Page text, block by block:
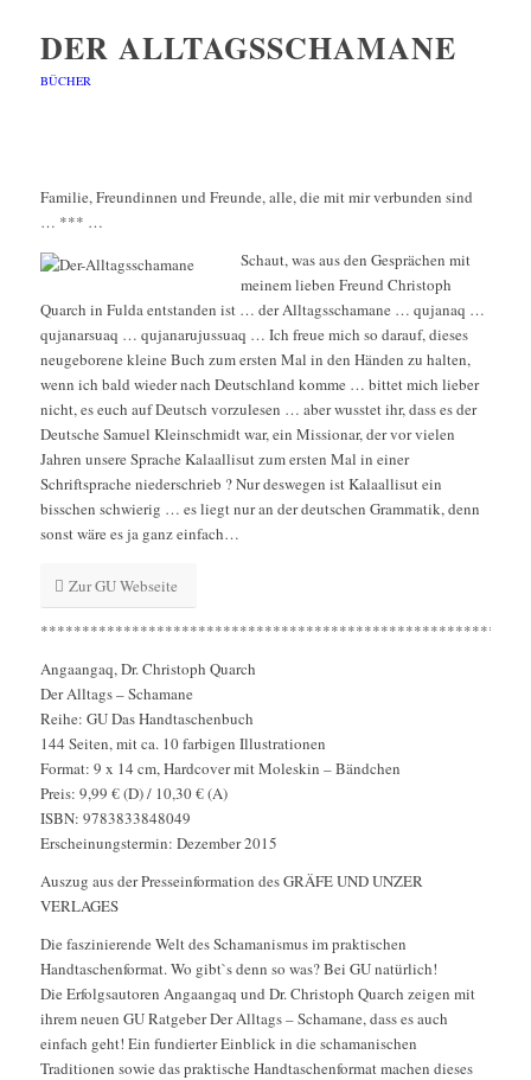
DER ALLTAGSSCHAMANE
BÜCHER
Familie, Freundinnen und Freunde, alle, die mit mir verbunden sind
… *** …
Schaut, was aus den Gesprächen mit
meinem lieben Freund Christoph
Quarch in Fulda entstanden ist … der Alltagsschamane … qujanaq …
qujanarsuaq … qujanarujussuaq … Ich freue mich so darauf, dieses
neugeborene kleine Buch zum ersten Mal in den Händen zu halten,
wenn ich bald wieder nach Deutschland komme … bittet mich lieber
nicht, es euch auf Deutsch vorzulesen … aber wusstet ihr, dass es der
Deutsche Samuel Kleinschmidt war, ein Missionar, der vor vielen
Jahren unsere Sprache Kalaallisut zum ersten Mal in einer
Schriftsprache niederschrieb ? Nur deswegen ist Kalaallisut ein
bisschen schwierig … es liegt nur an der deutschen Grammatik, denn
sonst wäre es ja ganz einfach…
Zur GU Webseite
Angaangaq, Dr. Christoph Quarch
Der Alltags – Schamane
Reihe: GU Das Handtaschenbuch
144 Seiten, mit ca. 10 farbigen Illustrationen
Format: 9 x 14 cm, Hardcover mit Moleskin – Bändchen
Preis: 9,99 € (D) / 10,30 € (A)
ISBN: 9783833848049
Erscheinungstermin: Dezember 2015
Auszug aus der Presseinformation des GRÄFE UND UNZER
VERLAGES
Die faszinierende Welt des Schamanismus im praktischen
Handtaschenformat. Wo gibt`s denn so was? Bei GU natürlich!
Die Erfolgsautoren Angaangaq und Dr. Christoph Quarch zeigen mit
ihrem neuen GU Ratgeber Der Alltags – Schamane, dass es auch
einfach geht! Ein fundierter Einblick in die schamanischen
Traditionen sowie das praktische Handtaschenformat machen dieses